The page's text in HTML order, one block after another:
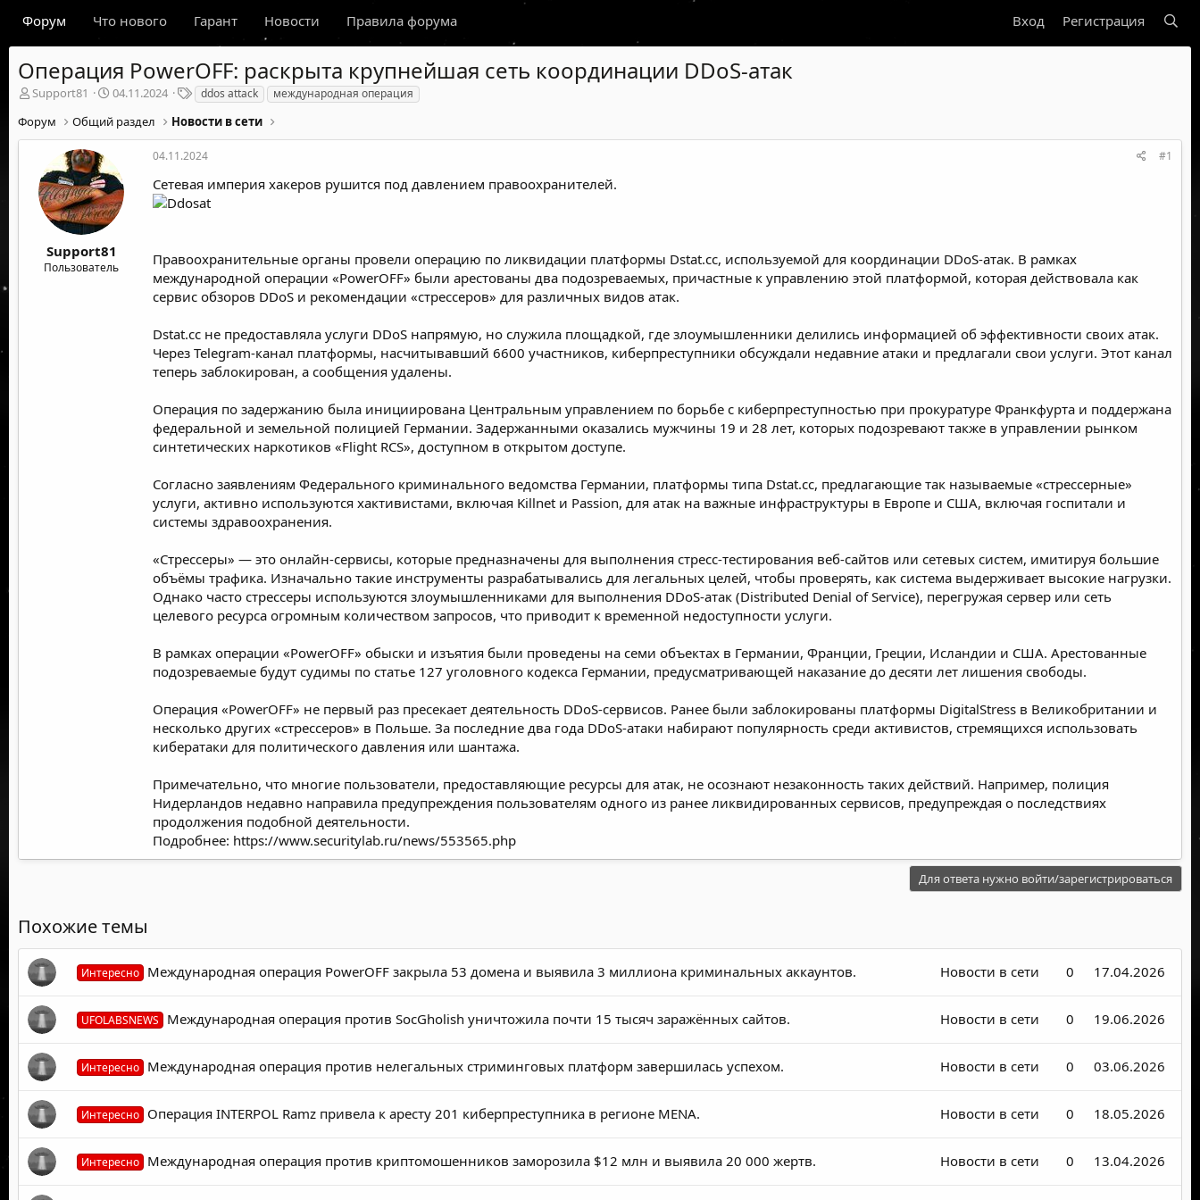
Форум Что нового Гарант Новости Правила форума Вход Регистрация
Операция PowerOFF: раскрыта крупнейшая сеть координации DDoS-атак
А
т
о
м
Support81
Д
т
а
а
ч
а
л
04.11.2024
Т
е
г
и
ddos attack международная операция
Форум Общий раздел Новости в сети
Support81
Пользователь
04.11.2024 #1
Сетевая империя хакеров рушится под давлением правоохранителей.
Правоохранительные органы провели операцию по ликвидации платформы Dstat.cc, используемой для координации DDoS-атак. В рамках
международной операции «PowerOFF» были арестованы два подозреваемых, причастные к управлению этой платформой, которая действовала как
сервис обзоров DDoS и рекомендации «стрессеров» для различных видов атак.
Dstat.cc не предоставляла услуги DDoS напрямую, но служила площадкой, где злоумышленники делились информацией об эффективности своих атак.
Через Telegram-канал платформы, насчитывавший 6600 участников, киберпреступники обсуждали недавние атаки и предлагали свои услуги. Этот канал
теперь заблокирован, а сообщения удалены.
Операция по задержанию была инициирована Центральным управлением по борьбе с киберпреступностью при прокуратуре Франкфурта и поддержана
федеральной и земельной полицией Германии. Задержанными оказались мужчины 19 и 28 лет, которых подозревают также в управлении рынком
синтетических наркотиков «Flight RCS», доступном в открытом доступе.
Согласно заявлениям Федерального криминального ведомства Германии, платформы типа Dstat.cc, предлагающие так называемые «стрессерные»
услуги, активно используются хактивистами, включая Killnet и Passion, для атак на важные инфраструктуры в Европе и США, включая госпитали и
системы здравоохранения.
«Стрессеры» — это онлайн-сервисы, которые предназначены для выполнения стресс-тестирования веб-сайтов или сетевых систем, имитируя большие
объёмы трафика. Изначально такие инструменты разрабатывались для легальных целей, чтобы проверять, как система выдерживает высокие нагрузки.
Однако часто стрессеры используются злоумышленниками для выполнения DDoS-атак (Distributed Denial of Service), перегружая сервер или сеть
целевого ресурса огромным количеством запросов, что приводит к временной недоступности услуги.
В рамках операции «PowerOFF» обыски и изъятия были проведены на семи объектах в Германии, Франции, Греции, Исландии и США. Арестованные
подозреваемые будут судимы по статье 127 уголовного кодекса Германии, предусматривающей наказание до десяти лет лишения свободы.
Операция «PowerOFF» не первый раз пресекает деятельность DDoS-сервисов. Ранее были заблокированы платформы DigitalStress в Великобритании и
несколько других «стрессеров» в Польше. За последние два года DDoS-атаки набирают популярность среди активистов, стремящихся использовать
кибератаки для политического давления или шантажа.
Примечательно, что многие пользователи, предоставляющие ресурсы для атак, не осознают незаконность таких действий. Например, полиция
Нидерландов недавно направила предупреждения пользователям одного из ранее ликвидированных сервисов, предупреждая о последствиях
продолжения подобной деятельности.
Подробнее: https://www.securitylab.ru/news/553565.php
Для ответа нужно войти/зарегистрироваться
Похожие темы
Интересно Международная операция PowerOFF закрыла 53 домена и выявила 3 миллиона криминальных аккаунтов. Новости в сети 0 17.04.2026
UFOLABSNEWS Международная операция против SocGholish уничтожила почти 15 тысяч заражённых сайтов. Новости в сети 0 19.06.2026
Интересно Международная операция против нелегальных стриминговых платформ завершилась успехом. Новости в сети 0 03.06.2026
Интересно Операция INTERPOL Ramz привела к аресту 201 киберпреступника в регионе MENA. Новости в сети 0 18.05.2026
Интересно Международная операция против криптомошенников заморозила $12 млн и выявила 20 000 жертв. Новости в сети 0 13.04.2026